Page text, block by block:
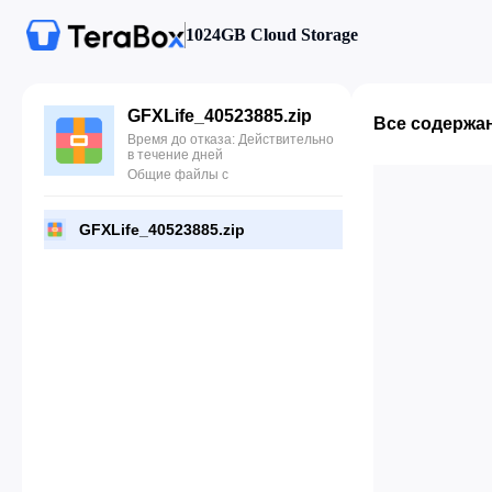
1024GB Cloud Storage
GFXLife_40523885.zip
Время до отказа: Действительно
в течение дней
Общие файлы с
GFXLife_40523885.zip
Все